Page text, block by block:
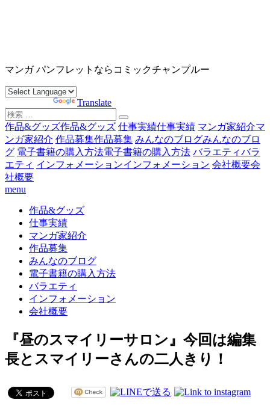
ツ
ス
ッ
プ
マンガ パンフレットならコミックチャンプルー
Translate
検
索
対
象:
作品&グッズ作品&グッズ 仕事実績仕事実績 マンガ家紹介マ
ンガ家紹介 作品募集作品募集 みんなのブログみんなのブロ
グ 電子書籍の購入方法電子書籍の購入方法 バラエティバラ
エティ インフォメーションインフォメーション 会社概要会
社概要
menu
作品&グッズ
仕事実績
マンガ家紹介
作品募集
みんなのブログ
電子書籍の購入方法
バラエティ
インフォメーション
会社概要
『昼のスマイリーサロン』今回は編集
長とスマイリーさんの二人きり！